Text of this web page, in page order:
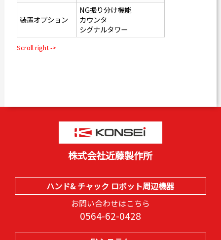
装置オプション
NG振り分け機能
カウンタ
シグナルタワー
株式会社近藤製作所
ハンド& チャック ロボット周辺機器
お問い合わせはこちら
0564-62-0428